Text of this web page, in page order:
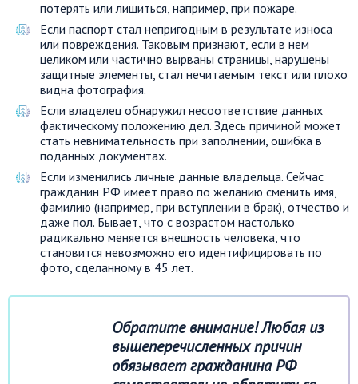
потерять или лишиться, например, при пожаре.
Если паспорт стал непригодным в результате износа
или повреждения. Таковым признают, если в нем
целиком или частично вырваны страницы, нарушены
защитные элементы, стал нечитаемым текст или плохо
видна фотография.
Если владелец обнаружил несоответствие данных
фактическому положению дел. Здесь причиной может
стать невнимательность при заполнении, ошибка в
поданных документах.
Если изменились личные данные владельца. Сейчас
гражданин РФ имеет право по желанию сменить имя,
фамилию (например, при вступлении в брак), отчество и
даже пол. Бывает, что с возрастом настолько
радикально меняется внешность человека, что
становится невозможно его идентифицировать по
фото, сделанному в 45 лет.
Обратите внимание! Любая из
вышеперечисленных причин
обязывает гражданина РФ